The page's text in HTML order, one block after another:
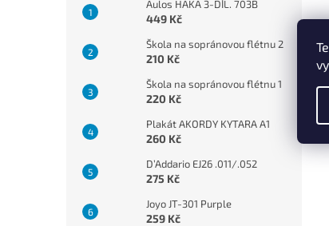
Aulos HAKA 3-DÍL. 703B
449 Kč
Škola na sopránovou flétnu 2
210 Kč
Škola na sopránovou flétnu 1
220 Kč
Plakát AKORDY KYTARA A1
260 Kč
D’Addario EJ26 .011/.052
275 Kč
Joyo JT-301 Purple
259 Kč